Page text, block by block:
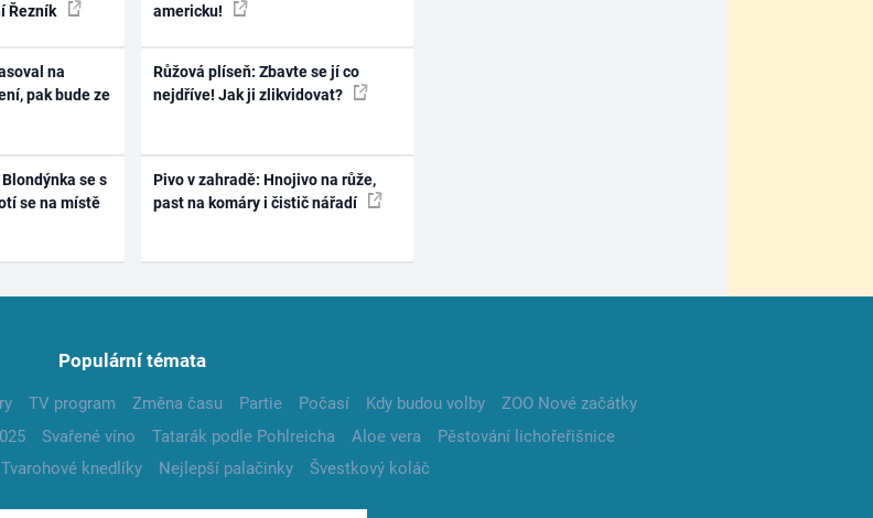
Řezník
na
pak bude ze
se s
se na místě
americku!
Růžová plíseň: Zbavte se jí co
nejdříve! Jak ji zlikvidovat?
Pivo v zahradě: Hnojivo na růže,
past na komáry i čistič nářadí
Populární témata
TV program Změna času Partie Počasí Kdy budou volby
ZOO Nové začátky
Svařené víno Tatarák podle Pohlreicha Aloe vera
Pěstování lichořeřišnice
Tvarohové knedlíky Nejlepší palačinky Švestkový koláč